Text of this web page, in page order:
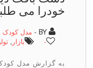
خودرا می طلبد
مدل کودک
بازار
,تولید,
به گزارش مدل کودک،